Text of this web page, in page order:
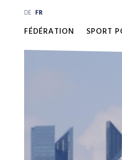
DE FR
FÉDÉRATION SPORT